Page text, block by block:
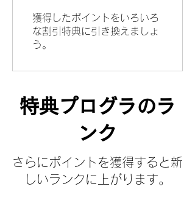
獲得したポイントをいろいろ
な割引特典に引き換えましょ
う。
特典プログラのラ
ンク
さらにポイントを獲得すると新
しいランクに上がります。